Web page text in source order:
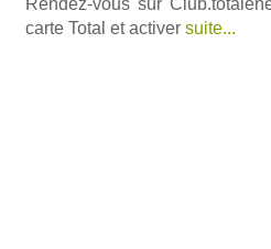
Rendez-vous sur
carte Total et activer suite...